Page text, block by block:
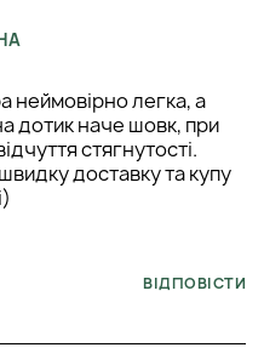
неймовірно легка, а
дотик наче шовк, при
стягнутості.
доставку та купу
ВІДПОВІСТИ